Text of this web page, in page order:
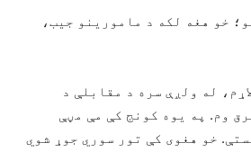
خو هغه لکه د مامورینو جیب،
له ولږې سره د مقابلې د
وم. په یوه کونج کې مې مڼې
خو هغوی کې تور سوري جوړ شوي